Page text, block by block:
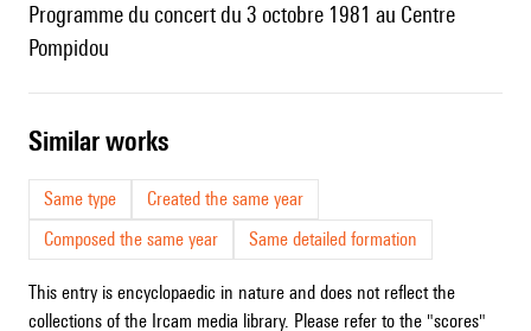
Programme du concert du 3 octobre 1981 au Centre
Pompidou
similar works
Same type
Created the same year
Composed the same year
Same detailed formation
This entry is encyclopaedic in nature and does not reflect the
collections of the Ircam media library. Please refer to the "scores"